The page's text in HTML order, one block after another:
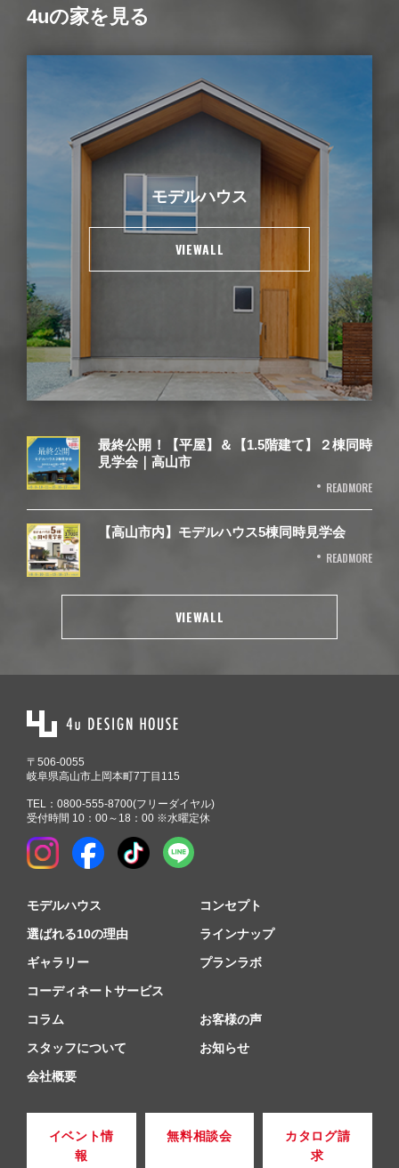
4uの家を見る
モデルハウス
VIEWALL
最終公開！【平屋】＆【1.5階建て】２棟同時
見学会｜高山市
READMORE
【高山市内】モデルハウス5棟同時見学会
READMORE
VIEWALL
〒506-0055
岐阜県高山市上岡本町7丁目115
TEL： 0800-555-8700(フリーダイヤル)
受付時間 10：00～18：00 ※水曜定休
モデルハウス
コンセプト
選ばれる10の理由
ラインナップ
ギャラリー
プランラボ
コーディネートサービス
コラム
お客様の声
スタッフについて
お知らせ
会社概要
イベント情
報
無料相談会
カタログ請
求